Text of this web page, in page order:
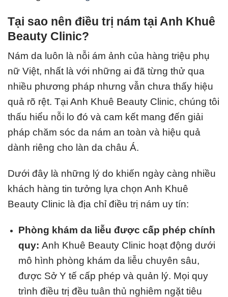
Tại sao nên điều trị nám tại Anh Khuê
Beauty Clinic?
Nám da luôn là nỗi ám ảnh của hàng triệu phụ
nữ Việt, nhất là với những ai đã từng thử qua
nhiều phương pháp nhưng vẫn chưa thấy hiệu
quả rõ rệt. Tại Anh Khuê Beauty Clinic, chúng tôi
thấu hiểu nỗi lo đó và cam kết mang đến giải
pháp chăm sóc da nám an toàn và hiệu quả
dành riêng cho làn da châu Á.
Dưới đây là những lý do khiến ngày càng nhiều
khách hàng tin tưởng lựa chọn Anh Khuê
Beauty Clinic là địa chỉ điều trị nám uy tín:
Phòng khám da liễu được cấp phép chính
quy: Anh Khuê Beauty Clinic hoạt động dưới
mô hình phòng khám da liễu chuyên sâu,
được Sở Y tế cấp phép và quản lý. Mọi quy
trình điều trị đều tuân thủ nghiêm ngặt tiêu